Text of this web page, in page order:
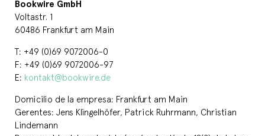
Bookwire GmbH
Voltastr. 1
60486 Frankfurt am Main
T: +49 (0)69 9072006-0
F: +49 (0)69 9072006-97
E: kontakt@bookwire.de
Domicilio de la empresa: Frankfurt am Main
Gerentes: Jens Klingelhöfer, Patrick Ruhrmann, Christian
Lindemann